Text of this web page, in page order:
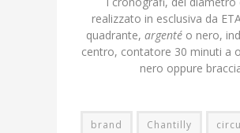
realizzato in esclusiva da
quadrante, argenté o nero,
centro, contatore 30 minuti a
nero oppure
brand Chantilly